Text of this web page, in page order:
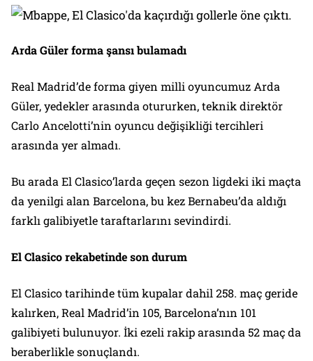
Arda Güler forma şansı bulamadı
Real Madrid’de forma giyen milli oyuncumuz Arda
Güler, yedekler arasında otururken, teknik direktör
Carlo Ancelotti’nin oyuncu değişikliği tercihleri
arasında yer almadı.
Bu arada El Clasico’larda geçen sezon ligdeki iki maçta
da yenilgi alan Barcelona, bu kez Bernabeu’da aldığı
farklı galibiyetle taraftarlarını sevindirdi.
El Clasico rekabetinde son durum
El Clasico tarihinde tüm kupalar dahil 258. maç geride
kalırken, Real Madrid’in 105, Barcelona’nın 101
galibiyeti bulunuyor. İki ezeli rakip arasında 52 maç da
beraberlikle sonuçlandı.